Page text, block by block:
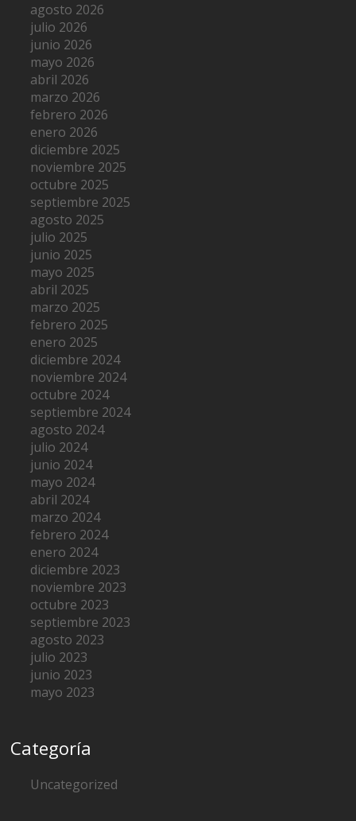
agosto 2026
julio 2026
junio 2026
mayo 2026
abril 2026
marzo 2026
febrero 2026
enero 2026
diciembre 2025
noviembre 2025
octubre 2025
septiembre 2025
agosto 2025
julio 2025
junio 2025
mayo 2025
abril 2025
marzo 2025
febrero 2025
enero 2025
diciembre 2024
noviembre 2024
octubre 2024
septiembre 2024
agosto 2024
julio 2024
junio 2024
mayo 2024
abril 2024
marzo 2024
febrero 2024
enero 2024
diciembre 2023
noviembre 2023
octubre 2023
septiembre 2023
agosto 2023
julio 2023
junio 2023
mayo 2023
Categoría
Uncategorized